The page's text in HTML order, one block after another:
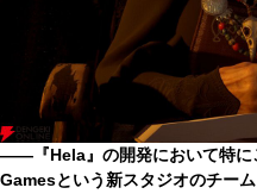
――『Hela』の開発において特に
Gamesという新スタジオのチー